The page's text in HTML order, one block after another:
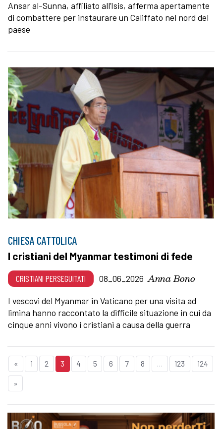
Ansar al-Sunna, affiliato all’Isis, afferma apertamente
di combattere per instaurare un Califfato nel nord del
paese
CHIESA CATTOLICA
I cristiani del Myanmar testimoni di fede
CRISTIANI PERSEGUITATI 08_06_2026 Anna Bono
I vescovi del Myanmar in Vaticano per una visita ad
limina hanno raccontato la difficile situazione in cui da
cinque anni vivono i cristiani a causa della guerra
« 1 2 3 4 5 6 7 8 ... 123 124
»